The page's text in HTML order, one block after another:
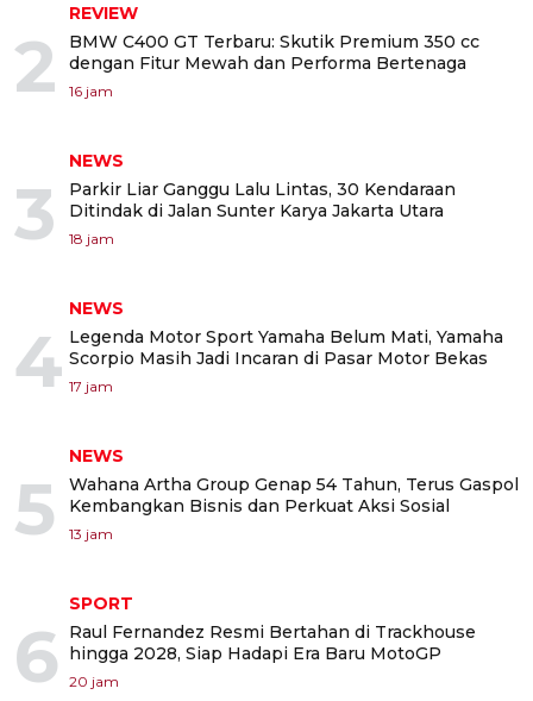
2
REVIEW
BMW C400 GT Terbaru: Skutik Premium 350 cc
dengan Fitur Mewah dan Performa Bertenaga
16 jam
3
NEWS
Parkir Liar Ganggu Lalu Lintas, 30 Kendaraan
Ditindak di Jalan Sunter Karya Jakarta Utara
18 jam
4
NEWS
Legenda Motor Sport Yamaha Belum Mati, Yamaha
Scorpio Masih Jadi Incaran di Pasar Motor Bekas
17 jam
5
NEWS
Wahana Artha Group Genap 54 Tahun, Terus Gaspol
Kembangkan Bisnis dan Perkuat Aksi Sosial
13 jam
6
SPORT
Raul Fernandez Resmi Bertahan di Trackhouse
hingga 2028, Siap Hadapi Era Baru MotoGP
20 jam